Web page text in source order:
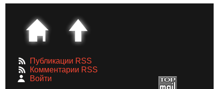
Публикации RSS
Комментарии RSS
Войти